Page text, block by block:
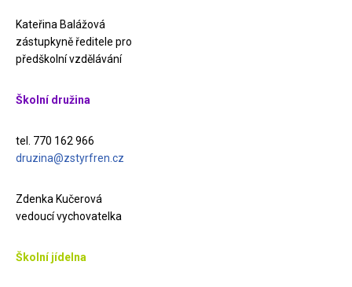
Kateřina Balážová
zástupkyně ředitele pro
předškolní vzdělávání
Školní družina
tel. 770 162 966
druzina@zstyrfren.cz
Zdenka Kučerová
vedoucí vychovatelka
Školní jídelna